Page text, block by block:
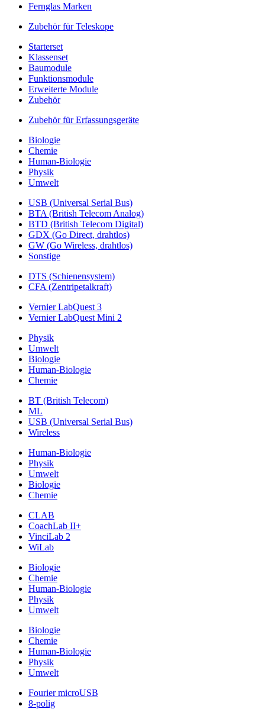
Fernglas Marken
Zubehör für Teleskope
Starterset
Klassenset
Baumodule
Funktionsmodule
Erweiterte Module
Zubehör
Zubehör für Erfassungsgeräte
Biologie
Chemie
Human-Biologie
Physik
Umwelt
USB (Universal Serial Bus)
BTA (British Telecom Analog)
BTD (British Telecom Digital)
GDX (Go Direct, drahtlos)
GW (Go Wireless, drahtlos)
Sonstige
DTS (Schienensystem)
CFA (Zentripetalkraft)
Vernier LabQuest 3
Vernier LabQuest Mini 2
Physik
Umwelt
Biologie
Human-Biologie
Chemie
BT (British Telecom)
ML
USB (Universal Serial Bus)
Wireless
Human-Biologie
Physik
Umwelt
Biologie
Chemie
CLAB
CoachLab II+
VinciLab 2
WiLab
Biologie
Chemie
Human-Biologie
Physik
Umwelt
Biologie
Chemie
Human-Biologie
Physik
Umwelt
Fourier microUSB
8-polig